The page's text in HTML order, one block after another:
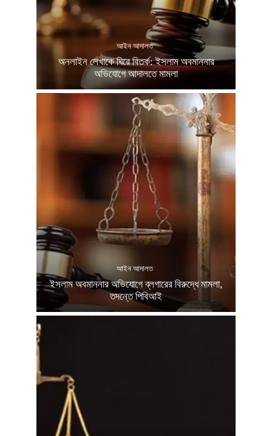
আইন আদালত
অনলাইন লেখাকে ঘিরে বিতর্ক: ইসলাম অবমাননার
অভিযোগে আদালতে মামলা
আইন আদালত
ইসলাম অবমাননার অভিযোগে ব্লগারের বিরুদ্ধে মামলা,
তদন্তে পিবিআই